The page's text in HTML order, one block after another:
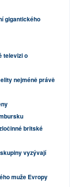
gigantického
televizi o
nejméně právě
britské
vyzývají
muže Evropy